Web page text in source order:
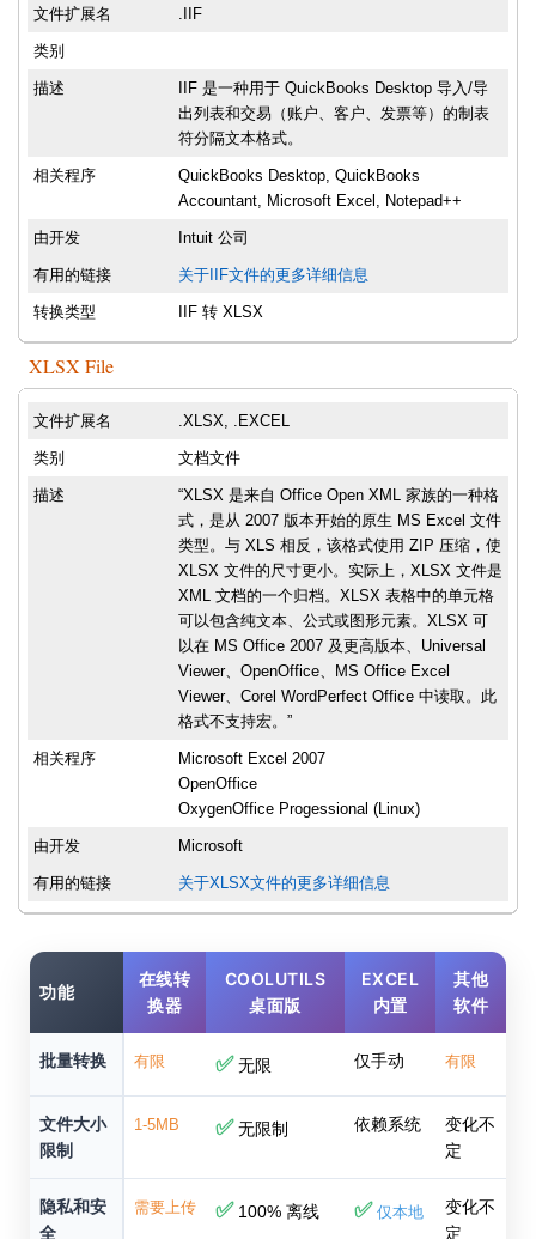
文件扩展名 .IIF
类别
描述
IIF 是一种用于 QuickBooks Desktop 导入/导
出列表和交易（账户、客户、发票等）的制表
符分隔文本格式。
相关程序
QuickBooks Desktop, QuickBooks
Accountant, Microsoft Excel, Notepad++
由开发 Intuit 公司
有用的链接 关于IIF文件的更多详细信息
转换类型 IIF 转 XLSX
XLSX File
文件扩展名 .XLSX, .EXCEL
类别 文档文件
描述
“XLSX 是来自 Office Open XML 家族的一种格
式，是从 2007 版本开始的原生 MS Excel 文件
类型。与 XLS 相反，该格式使用 ZIP 压缩，使
XLSX 文件的尺寸更小。实际上，XLSX 文件是
XML 文档的一个归档。XLSX 表格中的单元格
可以包含纯文本、公式或图形元素。XLSX 可
以在 MS Office 2007 及更高版本、Universal
Viewer、OpenOffice、MS Office Excel
Viewer、Corel WordPerfect Office 中读取。此
格式不支持宏。”
相关程序
Microsoft Excel 2007
OpenOffice
OxygenOffice Progessional (Linux)
由开发 Microsoft
有用的链接 关于XLSX文件的更多详细信息
功能
在线转
换器
COOLUTILS
桌面版
EXCEL
内置
其他
软件
批量转换 有限 ✅无限 仅手动 有限
文件大小
限制
1-5MB ✅无限制 依赖系统
变化不
定
隐私和安
全
需要上传 ✅100% 离线 ✅ 仅本地
变化不
定